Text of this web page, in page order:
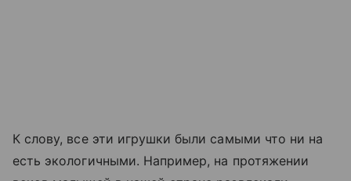
К слову, все эти игрушки были самыми что ни на
есть экологичными. Например, на протяжении